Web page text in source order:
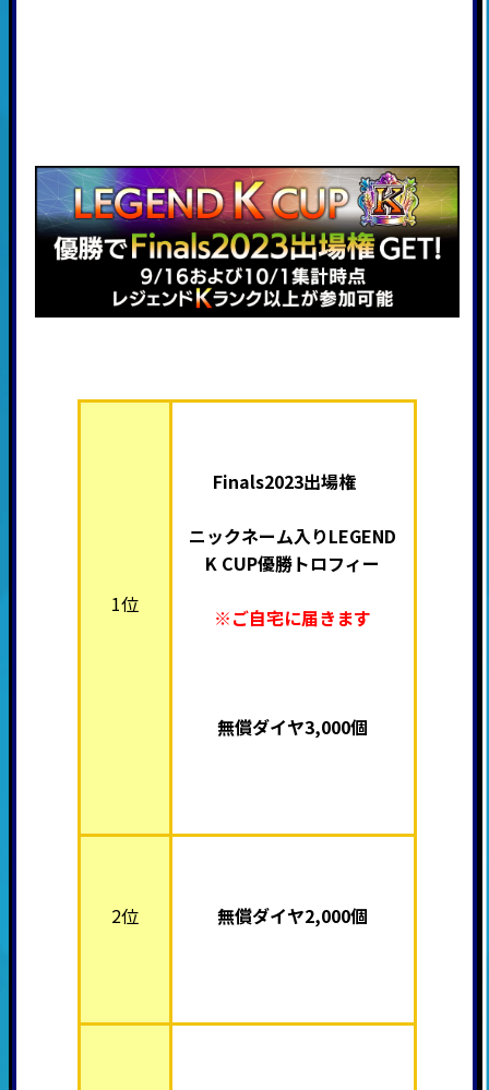
1位
Finals2023出場権
ニックネーム入りLEGEND
K CUP優勝トロフィー
※ご自宅に届きます
無償ダイヤ3,000個
2位 無償ダイヤ2,000個